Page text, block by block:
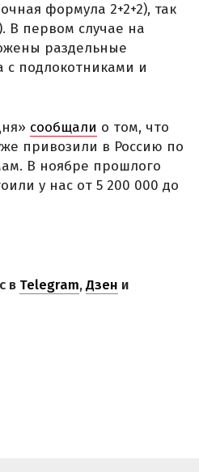
формула 2+2+2), так
В первом случае на
раздельные
с подлокотниками и
сообщали о том, что
привозили в Россию по
В ноябре прошлого
у нас от 5 200 000 до
в Telegram,Дзен и